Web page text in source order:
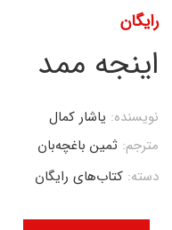
رایگان
اینجه ممد
نویسنده: یاشار کمال
مترجم: ثمین باغچه‌بان
دسته: کتاب‌های رایگان